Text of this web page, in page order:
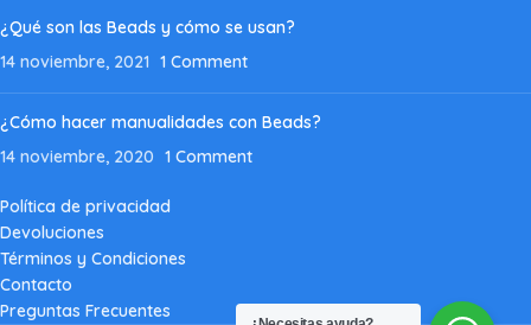
¿Qué son las Beads y cómo se usan?
14 noviembre, 2021 1 Comment
¿Cómo hacer manualidades con Beads?
14 noviembre, 2020 1 Comment
Política de privacidad
Devoluciones
Términos y Condiciones
Contacto
Preguntas Frecuentes